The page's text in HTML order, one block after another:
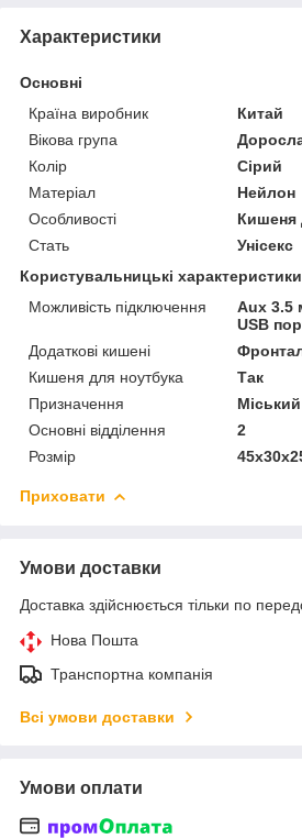
Характеристики
Основні
Країна виробник
Китай
Вікова група
Колір
Сірий
Матеріал
Нейлон
Особливості
Кишеня
Стать
Унісекс
Користувальницькі характеристики
Можливість підключення
Aux 3.5
USB
Додаткові кишені
Кишеня для ноутбука
Так
Призначення
Міський
Основні відділення
2
Розмір
Приховати
Умови доставки
Доставка здійснюється тільки по
Нова Пошта
Транспортна компанія
Всі умови доставки
Умови оплати